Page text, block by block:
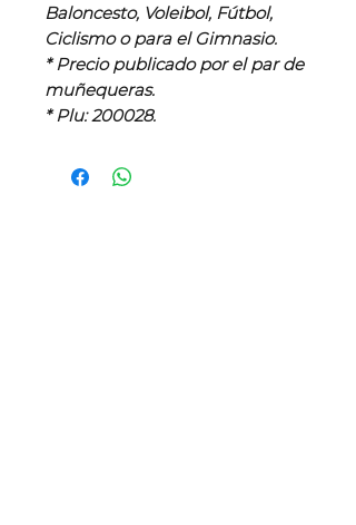
Baloncesto, Voleibol, Fútbol,
Ciclismo o para el Gimnasio.
* Precio publicado por el par de
muñequeras.
* Plu: 200028.